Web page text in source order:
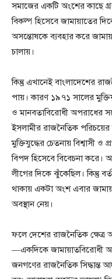
সমাজের একটি অংশের কাছে
বিকল্প হিসেবে জামায়াতের
অসন্তোষকে ব্যবহার করে
চালায়।
কিন্তু এখানেই বাংলাদেশের
পায়। কারণ ১৯৭১ সালের
ও মানবতাবিরোধী অপরাধের
ইসলামীর রাজনৈতিক পরিচয়ের
মুক্তিযুদ্ধের চেতনায় বিশ্বাসী ও
বিপদ হিসেবে বিবেচনা
লীগের দিকে ঝুঁকেছিল। কিন্তু
থাকায় একটা অংশ এবার
অবস্থান নেয়।
ফলে দেশের রাজনৈতিক
—একদিকে জামায়াতবিরোধী
জনগণের রাজনৈতিক সিদ্ধান্ত